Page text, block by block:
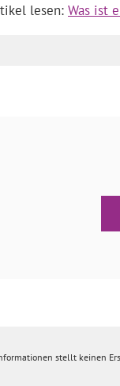
lesen: Was ist
stellt keinen